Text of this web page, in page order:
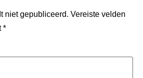
niet gepubliceerd. Vereiste velden
*